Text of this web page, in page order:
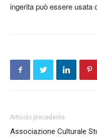
ingerita può essere usata
Articolo precedente
Associazione Culturale